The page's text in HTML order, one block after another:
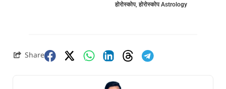
होरोस्कोप, होरोस्कोप Astrology
Share